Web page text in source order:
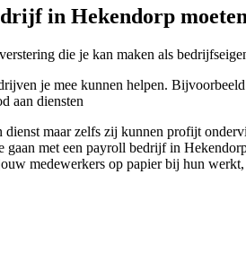
in Hekendorp
die je kan maken als
je mee kunnen helpen.
aan diensten
maar zelfs zij kunnen profijt
gaan met een payroll bedrijf in
medewerkers op papier bij hun